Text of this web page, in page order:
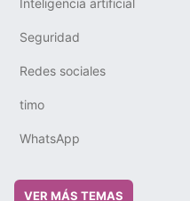
Inteligencia artificial
Seguridad
Redes sociales
timo
WhatsApp
VER MÁS TEMAS